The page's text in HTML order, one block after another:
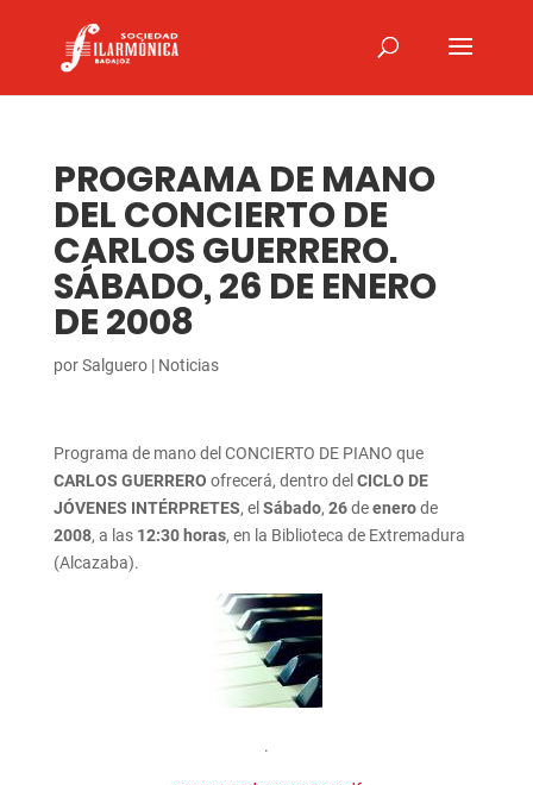
PROGRAMA DE MANO
DEL CONCIERTO DE
CARLOS GUERRERO.
SÁBADO, 26 DE ENERO
DE 2008
porSalguero| Noticias
Programa de mano del CONCIERTO DE PIANO que
CARLOS GUERRERO ofrecerá, dentro del CICLO DE
JÓVENES INTÉRPRETES, el Sábado, 26deenerode
2008, a las 12:30 horas, en la Biblioteca de Extremadura
(Alcazaba).
.